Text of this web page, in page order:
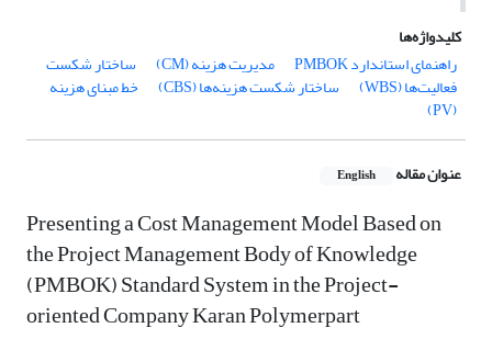
کلیدواژه‌ها
راهنمای استاندارد PMBOK
مدیریت هزینه (CM) ساختار شکست
فعالیت‌ها (WBS) ساختار شکست هزینه‌ها (CBS) خط مبنای هزینه
(PV)
عنوان مقاله English
Presenting a Cost Management Model Based on
the Project Management Body of Knowledge
(PMBOK) Standard System in the Project-
oriented Company Karan Polymerpart